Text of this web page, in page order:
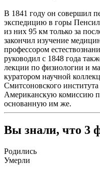
В 1841 году он совершил
экспедицию в горы
из них 95 км только за
закончил изучение
профессором
руководил с 1848 года
лекции по физиологии и
куратором научной
Смитсоновского
Американскую комиссию
основанную им же.
Вы знали, что 3
Родились
Умерли